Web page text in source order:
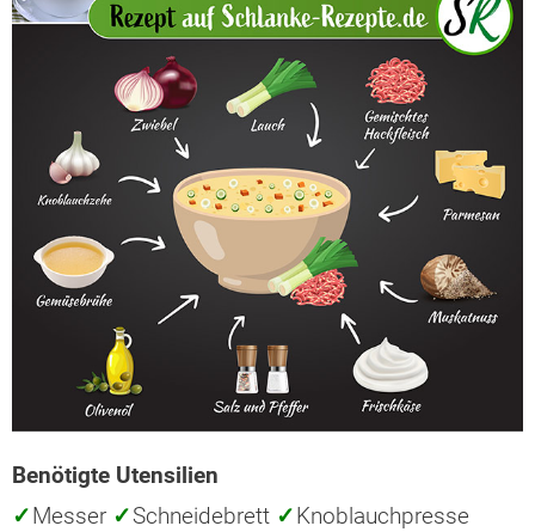
Benötigte Utensilien
✓Messer ✓Schneidebrett ✓Knoblauchpresse